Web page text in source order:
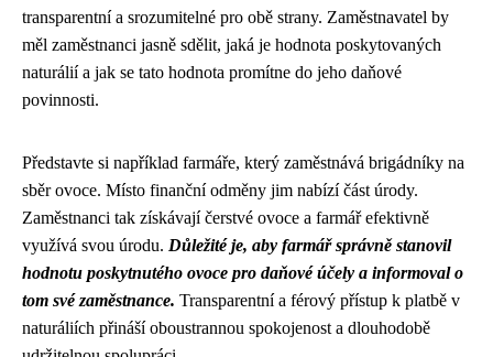
transparentní a srozumitelné pro obě strany. Zaměstnavatel by
měl zaměstnanci jasně sdělit, jaká je hodnota poskytovaných
naturálií a jak se tato hodnota promítne do jeho daňové
povinnosti.
Představte si například farmáře, který zaměstnává brigádníky na
sběr ovoce. Místo finanční odměny jim nabízí část úrody.
Zaměstnanci tak získávají čerstvé ovoce a farmář efektivně
využívá svou úrodu. Důležité je, aby farmář správně stanovil
hodnotu poskytnutého ovoce pro daňové účely a informoval o
tom své zaměstnance. Transparentní a férový přístup k platbě v
naturáliích přináší oboustrannou spokojenost a dlouhodobě